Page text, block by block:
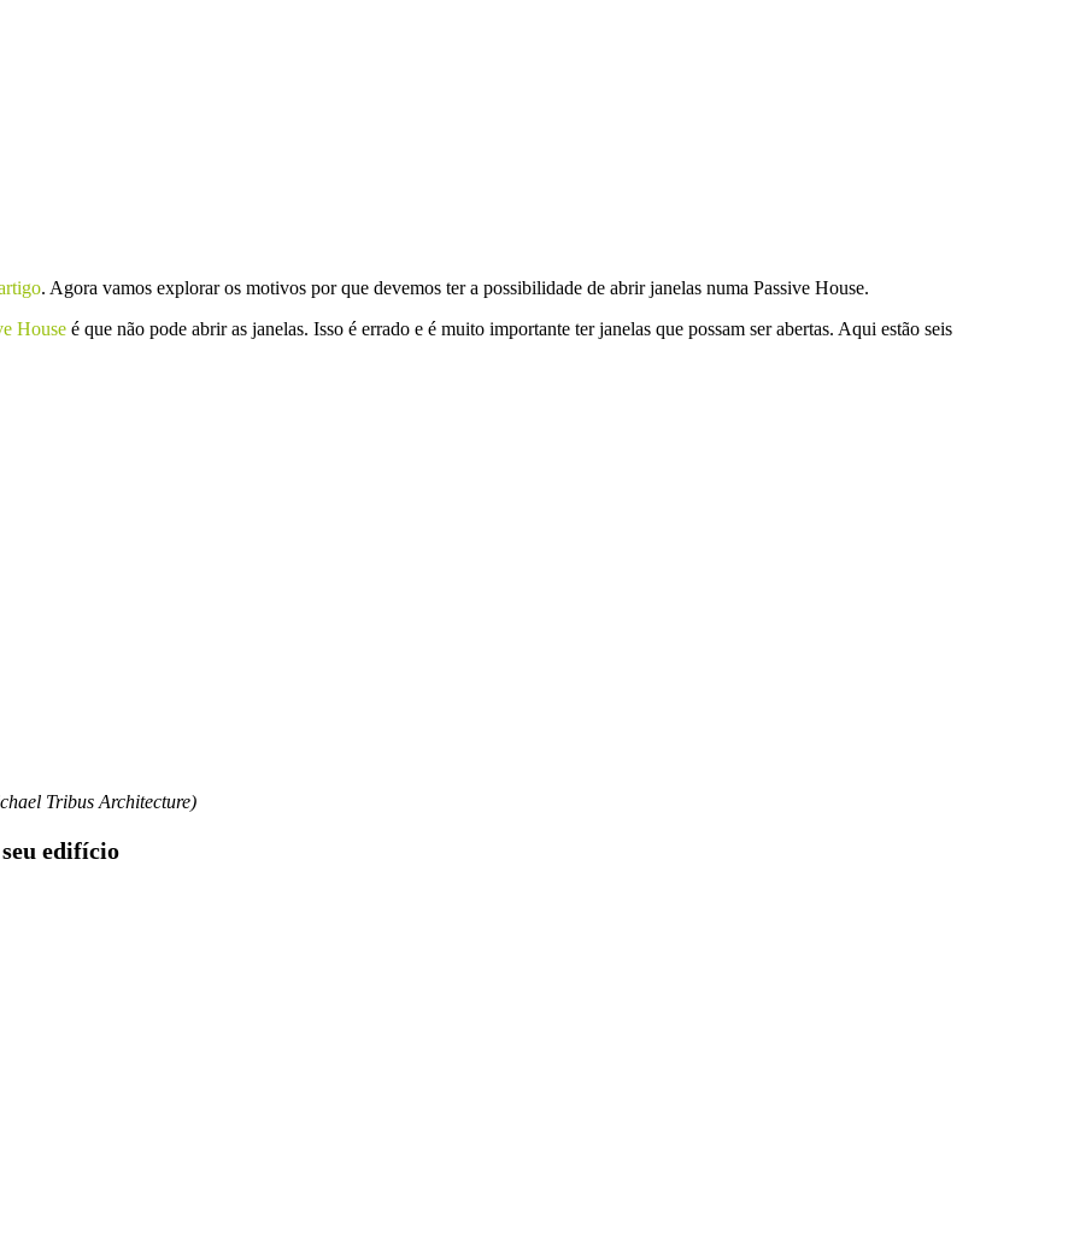
. Agora vamos explorar os motivos por que devemos ter a possibilidade de abrir janelas numa Passive House.
House é que não pode abrir as janelas. Isso é errado e é muito importante ter janelas que possam ser abertas. Aqui estão seis
Tribus Architecture)
edifício